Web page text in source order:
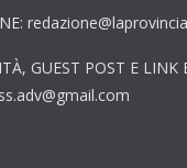
GUEST POST E LINK